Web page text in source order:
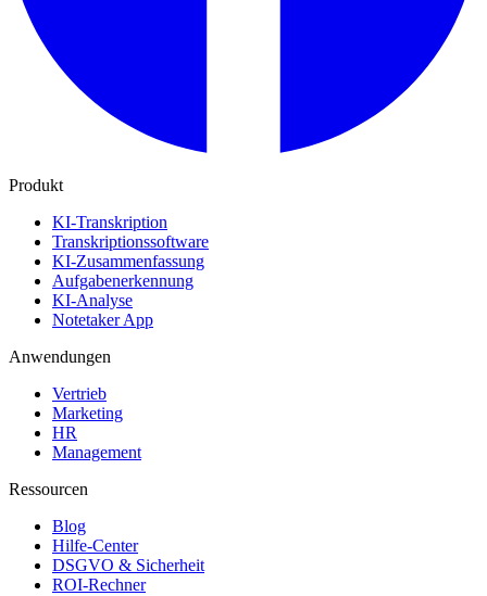
Produkt
KI-Transkription
Transkriptionssoftware
KI-Zusammenfassung
Aufgabenerkennung
KI-Analyse
Notetaker App
Anwendungen
Vertrieb
Marketing
HR
Management
Ressourcen
Blog
Hilfe-Center
DSGVO & Sicherheit
ROI-Rechner